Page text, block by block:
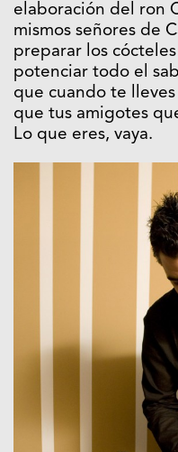
elaboración del ron
mismos señores de
preparar los
potenciar todo el
que cuando te
que tus amigotes
Lo que eres, vaya.